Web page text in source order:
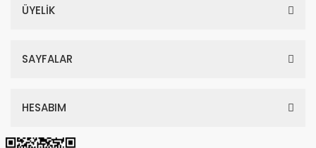
ÜYELİK
SAYFALAR
HESABIM